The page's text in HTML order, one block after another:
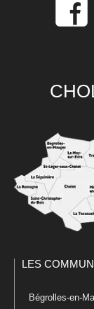
LES
Bégrolles-en-